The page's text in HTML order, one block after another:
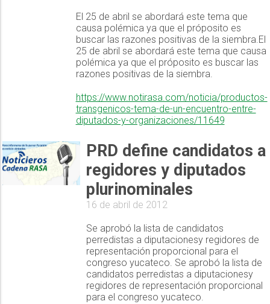
El 25 de abril se abordará este tema que
causa polémica ya que el próposito es
buscar las razones positivas de la siembra.El
25 de abril se abordará este tema que causa
polémica ya que el próposito es buscar las
razones positivas de la siembra.
https://www.notirasa.com/noticia/productos-
transgenicos-tema-de-un-encuentro-entre-
diputados-y-organizaciones/11649
PRD define candidatos a
regidores y diputados
plurinominales
16 de abril de 2012
Se aprobó la lista de candidatos
perredistas a diputacionesy regidores de
representación proporcional para el
congreso yucateco. Se aprobó la lista de
candidatos perredistas a diputacionesy
regidores de representación proporcional
para el congreso yucateco.